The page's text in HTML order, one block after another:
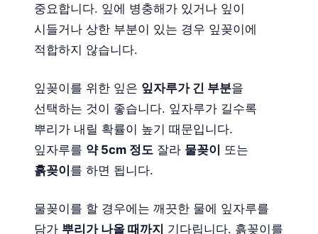
중요합니다. 잎에 병충해가 있거나 잎이
시들거나 상한 부분이 있는 경우 잎꽂이에
적합하지 않습니다.
잎꽂이를 위한 잎은 잎자루가 긴 부분을
선택하는 것이 좋습니다. 잎자루가 길수록
뿌리가 내릴 확률이 높기 때문입니다.
잎자루를 약 5cm 정도 잘라 물꽂이 또는
흙꽂이를 하면 됩니다.
물꽂이를 할 경우에는 깨끗한 물에 잎자루를
담가 뿌리가 나올 때까지 기다립니다. 흙꽂이를